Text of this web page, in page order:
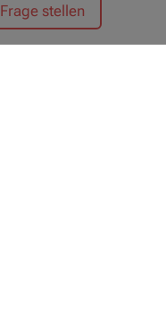
Frage stellen